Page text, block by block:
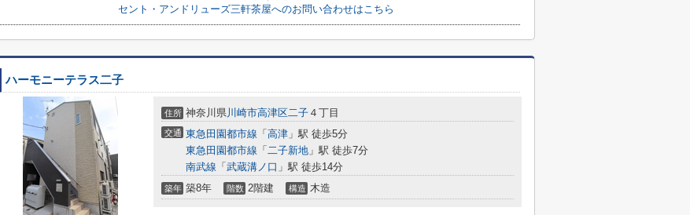
セント・アンドリューズ三軒茶屋へのお問い合わせはこちら
ハーモニーテラス二子
住所 神奈川県川崎市高津区二子 ４丁目
交通 東急田園都市線 「 高津 」駅 徒歩5分
東急田園都市線 「 二子新地 」駅 徒歩7分
南武線 「 武蔵溝ノ口 」駅 徒歩14分
築年 築8年 階数 2階建 構造 木造